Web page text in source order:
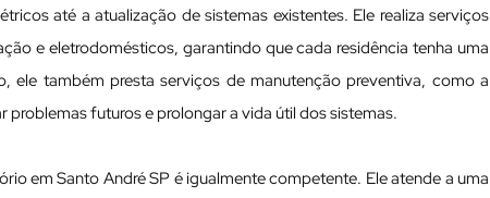
até a atualização de sistemas existentes. Ele realiza serviços
e eletrodomésticos, garantindo que cada residência tenha uma
ele também presta serviços de manutenção preventiva, como a
futuros e prolongar a vida útil dos sistemas.
em Santo André SP é igualmente competente. Ele atende a uma